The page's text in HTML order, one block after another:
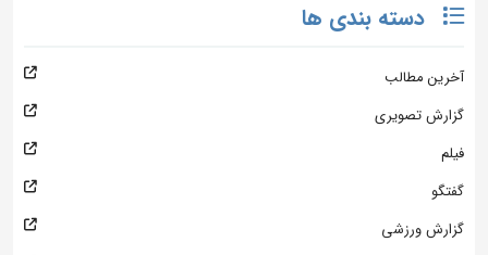
دسته بندی ها
آخرین مطالب
گزارش تصویری
فیلم
گفتگو
گزارش ورزشی